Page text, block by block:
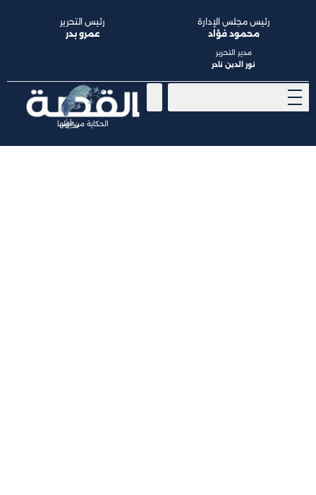
الحكاية من أولها
رئيس مجلس الإدارة
محمود فؤاد
مدير التحرير
نور الدين نادر
رئيس التحرير
عمرو بدر